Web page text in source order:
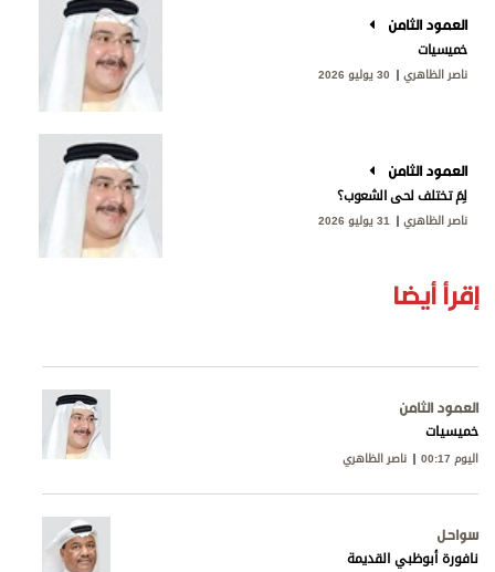
العمود الثامن
خميسيات
ناصر الظاهري 30 يوليو 2026
العمود الثامن
لِمَ تختلف لحى الشعوب؟
ناصر الظاهري 31 يوليو 2026
إقرأ أيضا
العمود الثامن
خميسيات
اليوم 00:17 ناصر الظاهري
سواحل
نافورة أبوظبي القديمة